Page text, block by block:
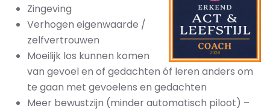
Zingeving
Verhogen eigenwaarde /
zelfvertrouwen
Moeilijk los kunnen komen
van gevoel en of gedachten óf leren anders om
te gaan met gevoelens en gedachten
Meer bewustzijn (minder automatisch piloot) –